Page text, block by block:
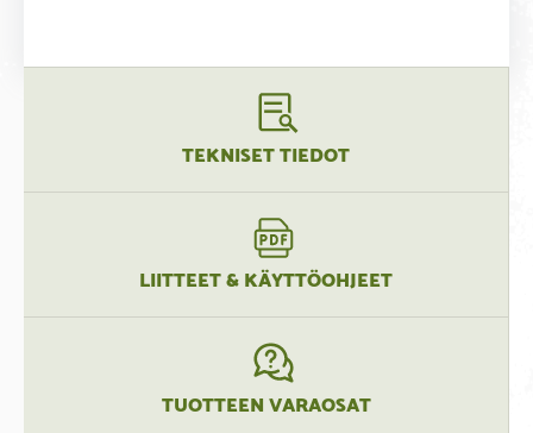
TEKNISET TIEDOT
LIITTEET & KÄYTTÖOHJEET
TUOTTEEN VARAOSAT